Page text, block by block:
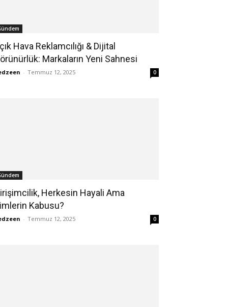
Hava Reklamcılığı & Dijital
Markaların Yeni Sahnesi
- Temmuz 12, 2025 0
Herkesin Hayali Ama
Kabusu?
- Temmuz 12, 2025 0